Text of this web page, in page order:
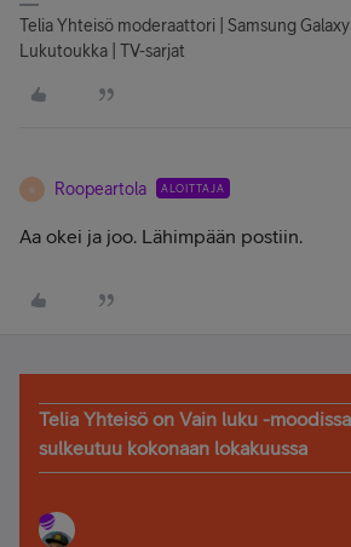
Telia Yhteisö moderaattori | Samsung Galaxy
Lukutoukka | TV-sarjat
R Roopeartola ALOITTAJA
Aa okei ja joo. Lähimpään postiin.
Telia Yhteisö on Vain luku -
sulkeutuu kokonaan lokakuussa